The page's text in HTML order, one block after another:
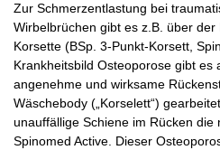
Zur Schmerzentlastung bei
Wirbelbrüchen gibt es z.B. über
Korsette (BSp. 3-Punkt-Korsett,
Krankheitsbild Osteoporose gibt es
angenehme und wirksame
Wäschebody („Korselett“)
unauffällige Schiene im Rücken die
Spinomed Active. Dieser